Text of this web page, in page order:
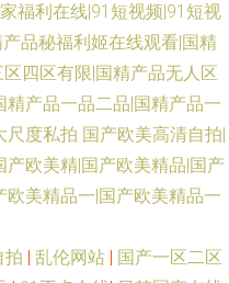
福利在线|91短视频|91短视
品秘福利姬在线观看|国精
四区有限|国精产品无人区
产品一品二品|国精产品一
尺度私拍 国产欧美高清自拍|
欧美精|国产欧美精品|国产
美精品一|国产欧美精品一
拍 | 乱伦网站 | 国产一区二区